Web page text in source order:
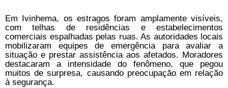
Em Ivinhema, os estragos foram amplamente visíveis,
com telhas de residências e estabelecimentos
comerciais espalhadas pelas ruas. As autoridades locais
mobilizaram equipes de emergência para avaliar a
situação e prestar assistência aos afetados. Moradores
destacaram a intensidade do fenômeno, que pegou
muitos de surpresa, causando preocupação em relação
à segurança.